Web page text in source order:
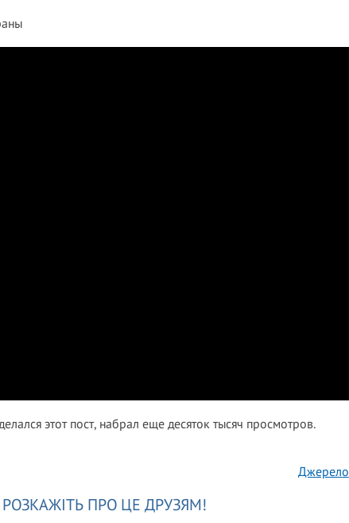
этот пост, набрал еще десяток тысяч просмотров.
Джерело
ПРО ЦЕ ДРУЗЯМ!